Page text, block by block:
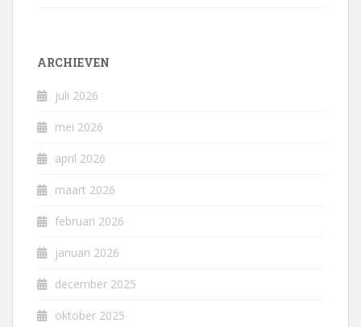
ARCHIEVEN
juli 2026
mei 2026
april 2026
maart 2026
februari 2026
januari 2026
december 2025
oktober 2025